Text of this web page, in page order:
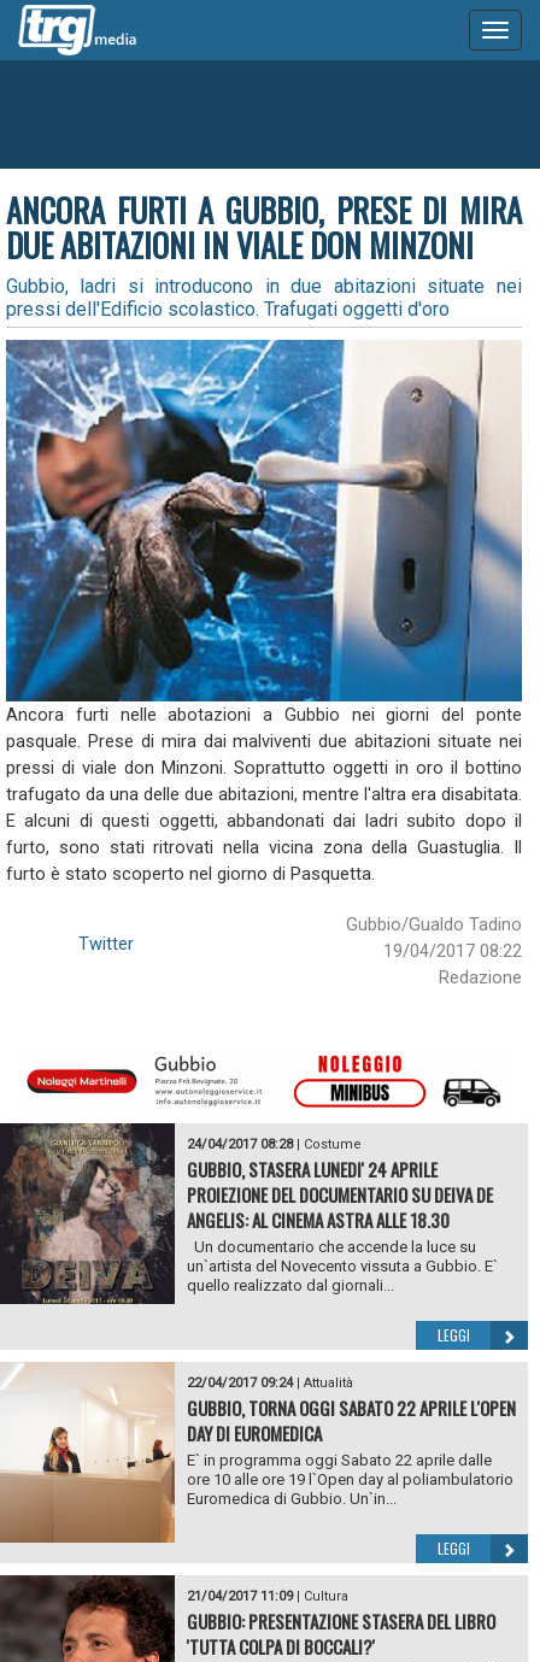
ANCORA FURTI A GUBBIO, PRESE DI MIRA
DUE ABITAZIONI IN VIALE DON MINZONI
Gubbio, ladri si introducono in due abitazioni situate nei
pressi dell'Edificio scolastico. Trafugati oggetti d'oro
Ancora furti nelle abotazioni a Gubbio nei giorni del ponte
pasquale. Prese di mira dai malviventi due abitazioni situate nei
pressi di viale don Minzoni. Soprattutto oggetti in oro il bottino
trafugato da una delle due abitazioni, mentre l'altra era disabitata.
E alcuni di questi oggetti, abbandonati dai ladri subito dopo il
furto, sono stati ritrovati nella vicina zona della Guastuglia. Il
furto è stato scoperto nel giorno di Pasquetta.
Gubbio/Gualdo Tadino
19/04/2017 08:22
Redazione
Twitter
24/04/2017 08:28| Costume
GUBBIO, STASERA LUNEDI' 24 APRILE
PROIEZIONE DEL DOCUMENTARIO SU DEIVA DE
ANGELIS: AL CINEMA ASTRA ALLE 18.30
Un documentario che accende la luce su
un`artista del Novecento vissuta a Gubbio. E`
quello realizzato dal giornali...
LEGGI
22/04/2017 09:24| Attualità
GUBBIO, TORNA OGGI SABATO 22 APRILE L'OPEN
DAY DI EUROMEDICA
E` in programma oggi Sabato 22 aprile dalle
ore 10 alle ore 19 l`Open day al poliambulatorio
Euromedica di Gubbio. Un`in...
LEGGI
21/04/2017 11:09| Cultura
GUBBIO: PRESENTAZIONE STASERA DEL LIBRO
'TUTTA COLPA DI BOCCALI?'